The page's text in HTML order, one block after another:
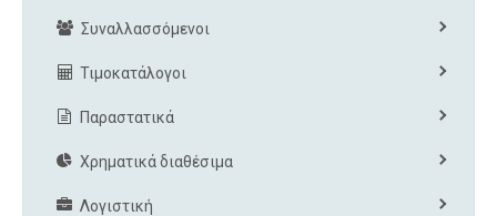
Συναλλασσόμενοι
Τιμοκατάλογοι
Παραστατικά
Χρηματικά διαθέσιμα
Λογιστική